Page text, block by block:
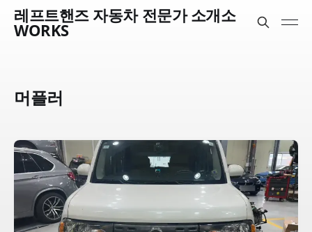
레프트핸즈 자동차 전문가 소개소
WORKS
머플러